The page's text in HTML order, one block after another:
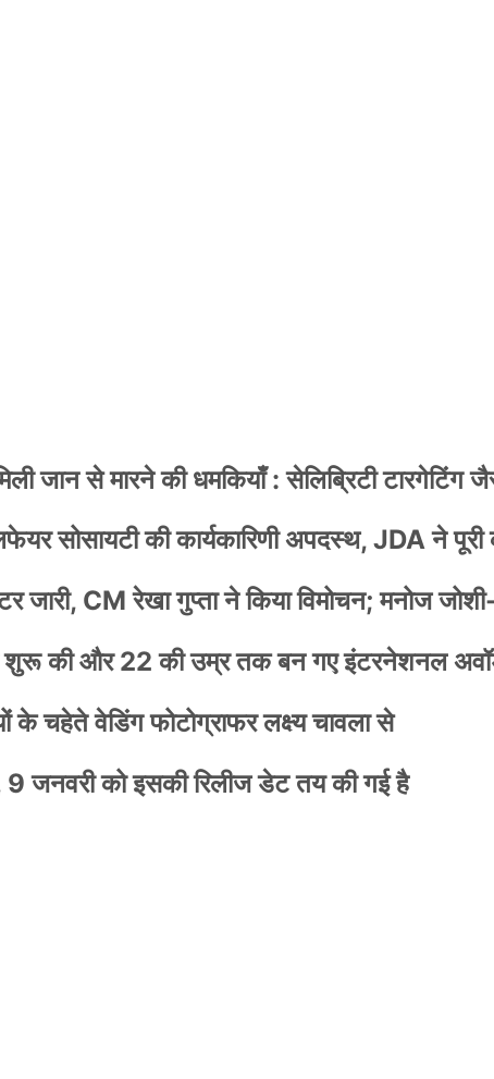
जान से मारने की धमकियाँ : सेलिब्रिटी टारगेटिंग
सोसायटी की कार्यकारिणी अपदस्थ, JDA ने पूरी
जारी, CM रेखा गुप्ता ने किया विमोचन; मनोज
की और 22 की उम्र तक बन गए इंटरनेशनल
के चहेते वेडिंग फोटोग्राफर लक्ष्य चावला से
जनवरी को इसकी रिलीज डेट तय की गई है